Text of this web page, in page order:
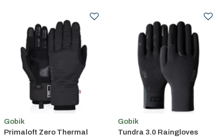
Gobik
Primaloft Zero Thermal
Gobik
Tundra 3.0 Raingloves